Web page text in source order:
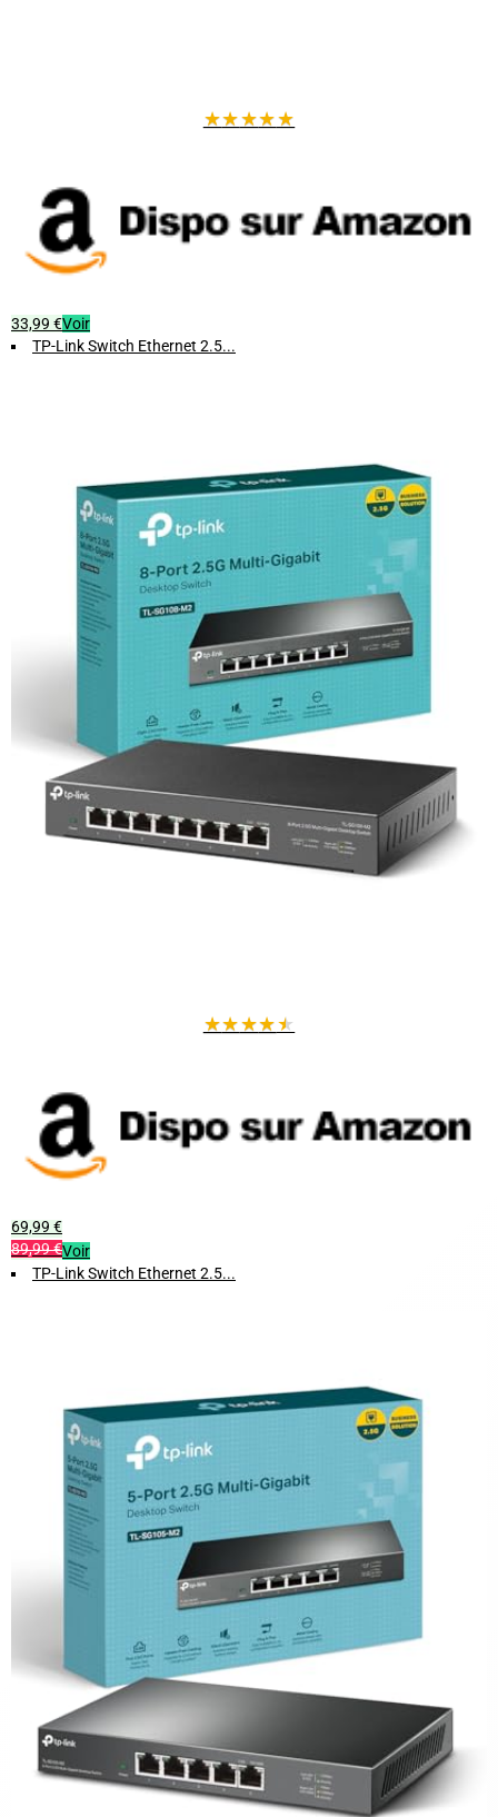
Durabilité
Optimisez votre réseau domestique ou professionnel avec ce switch
Ethernet 2.5G 5 ports BrosTrend et bénéficiez d'une connexion stable,
rapide et discrète.
★★★★★
33,99 €Voir
TP-Link Switch Ethernet 2.5...
★★★★★
69,99 €
89,99 €Voir
TP-Link Switch Ethernet 2.5...